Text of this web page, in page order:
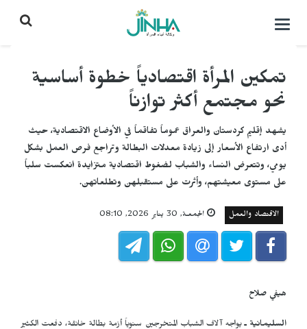
التحكم
تمكين المرأة اقتصادياً خطوة أساسية
نحو مجتمع أكثر توازناً
يشهد إقليم كردستان والعراق عموماً تفاقماً في الأوضاع الاقتصادية، حيث
أدى ارتفاع الأسعار إلى زيادة معدلات البطالة وتراجع فرص العمل بشكل
يومي، وتتعرض النساء والشباب لضغوط اقتصادية متزايدة انعكست سلباً
على مستوى معيشتهم، وأثرت على مستقبلهن وتطلعاتهن.
الاقتصاد والعمل الجمعـة, 30 يناير 2026, 08:10
هيفي صلاح
السليمانية ـيواجه آلاف الشباب المتخرجين سنوياً أزمة بطالة خانقة، دفعت الكثير